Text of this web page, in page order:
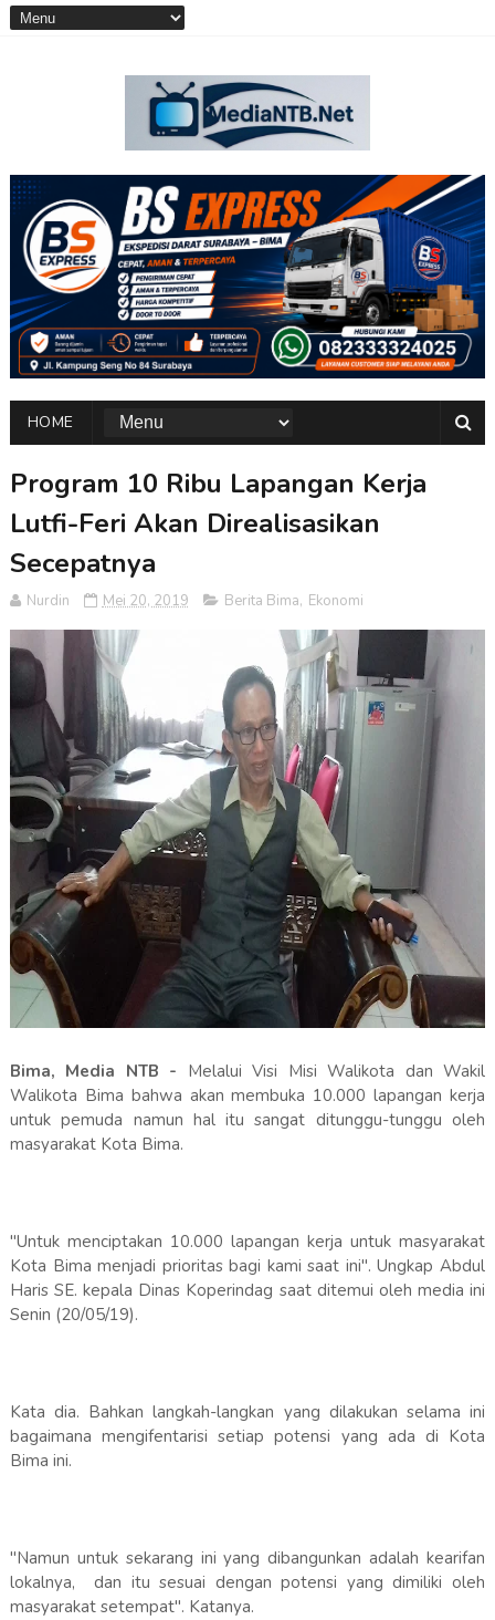
HOME
Program 10 Ribu Lapangan Kerja
Lutfi-Feri Akan Direalisasikan
Secepatnya
Nurdin Mei 20, 2019 Berita Bima, Ekonomi
Bima, Media NTB - Melalui Visi Misi Walikota dan Wakil
Walikota Bima bahwa akan membuka 10.000 lapangan kerja
untuk pemuda namun hal itu sangat ditunggu-tunggu oleh
masyarakat Kota Bima.
"Untuk menciptakan 10.000 lapangan kerja untuk masyarakat
Kota Bima menjadi prioritas bagi kami saat ini". Ungkap Abdul
Haris SE. kepala Dinas Koperindag saat ditemui oleh media ini
Senin (20/05/19).
Kata dia. Bahkan langkah-langkan yang dilakukan selama ini
bagaimana mengifentarisi setiap potensi yang ada di Kota
Bima ini.
"Namun untuk sekarang ini yang dibangunkan adalah kearifan
lokalnya, dan itu sesuai dengan potensi yang dimiliki oleh
masyarakat setempat". Katanya.